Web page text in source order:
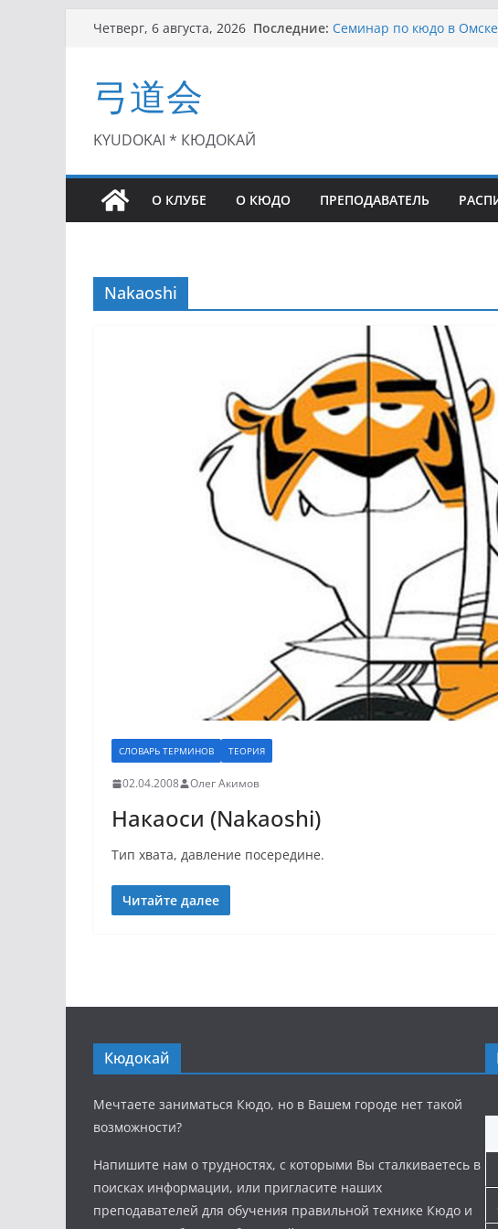
Перейти
Четверг, 6 августа, 2026 Последние: Семинар по кюдо в
弓道会
KYUDOKAI * КЮДОКАЙ
О КЛУБЕ О КЮДО ПРЕПОДАВАТЕЛЬ
Nakaoshi
СЛОВАРЬ ТЕРМИНОВ ТЕОРИЯ
02.04.2008 Олег Акимов
Накаоси (Nakaoshi)
Тип хвата, давление посередине.
Читайте далее
Кюдокай
Мечтаете заниматься Кюдо, но в Вашем городе нет такой
возможности?
Напишите нам о трудностях, с которыми Вы сталкиваетесь в
поисках информации, или пригласите наших
преподавателей для обучения правильной технике Кюдо и